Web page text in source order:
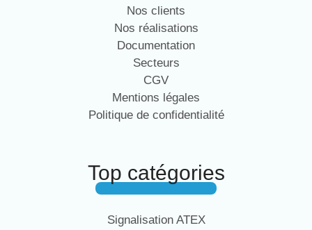
Nos clients
Nos réalisations
Documentation
Secteurs
CGV
Mentions légales
Politique de confidentialité
Top catégories
Signalisation ATEX